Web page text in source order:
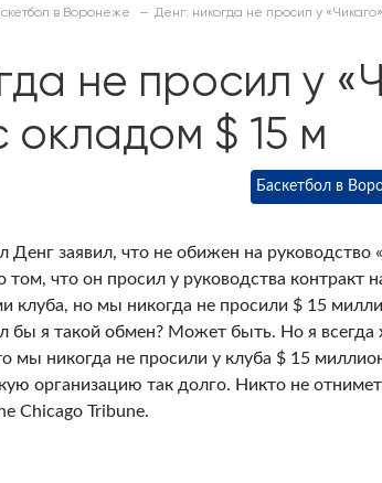
в Воронеже Денг: никогда не просил у
не просил у
окладом $ 15 м
Баскетбол в
заявил, что не обижен на руководство
том, что он просил у руководства контракт
клуба, но мы никогда не просили $ 15
бы я такой обмен? Может быть. Но я всегда
мы никогда не просили у клуба $ 15
организацию так долго. Никто не
Chicago Tribune.